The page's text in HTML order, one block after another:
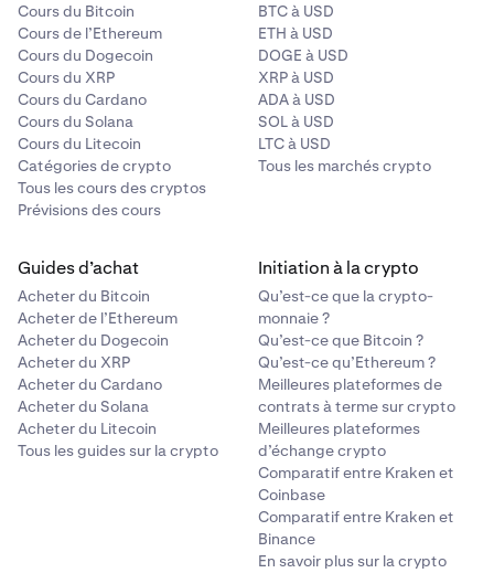
Cours du Bitcoin
Cours de l’Ethereum
Cours du Dogecoin
Cours du XRP
Cours du Cardano
Cours du Solana
Cours du Litecoin
Catégories de crypto
Tous les cours des cryptos
Prévisions des cours
BTC à USD
ETH à USD
DOGE à USD
XRP à USD
ADA à USD
SOL à USD
LTC à USD
Tous les marchés crypto
Guides d’achat
Acheter du Bitcoin
Acheter de l’Ethereum
Acheter du Dogecoin
Acheter du XRP
Acheter du Cardano
Acheter du Solana
Acheter du Litecoin
Tous les guides sur la crypto
Initiation à la crypto
Qu’est-ce que la crypto-
monnaie ?
Qu’est-ce que Bitcoin ?
Qu’est-ce qu’Ethereum ?
Meilleures plateformes de
contrats à terme sur crypto
Meilleures plateformes
d’échange crypto
Comparatif entre Kraken et
Coinbase
Comparatif entre Kraken et
Binance
En savoir plus sur la crypto